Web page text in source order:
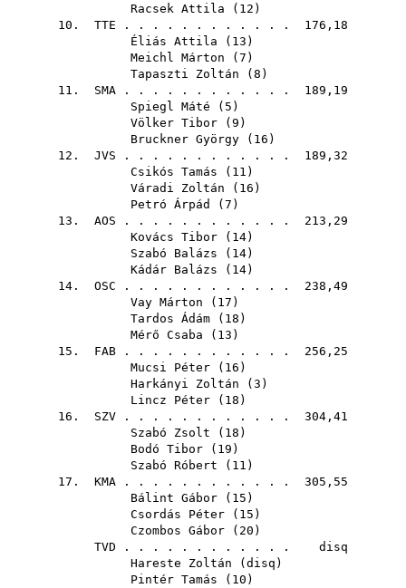
Racsek Attila ( 12 )
10. TTE . . . . . . . . . . . . 176,18
Éliás Attila ( 13 )
Meichl Márton ( 7 )
Tapaszti Zoltán ( 8 )
11. SMA . . . . . . . . . . . . 189,19
Spiegl Máté ( 5 )
Völker Tibor ( 9 )
Bruckner György ( 16 )
12. JVS . . . . . . . . . . . . 189,32
Csikós Tamás ( 11 )
Váradi Zoltán ( 16 )
Petró Árpád
( 7 )
13. AOS . . . . . . . . . . . . 213,29
Kovács Tibor ( 14)
Szabó Balázs ( 14)
Kádár Balázs ( 14)
14. OSC . . . . . . . . . . . . 238,49
Vay Márton ( 17 )
Tardos Ádám ( 18 )
Mérő Csaba ( 13 )
15. FAB . . . . . . . . . . . . 256,25
Mucsi Péter ( 16 )
Harkányi Zoltán ( 3 )
Lincz Péter ( 18 )
16. SZV . . . . . . . . . . . . 304,41
Szabó Zsolt ( 18 )
Bodó Tibor ( 19 )
Szabó Róbert ( 11 )
17. KMA . . . . . . . . . . . . 305,55
Bálint Gábor ( 15 )
Csordás Péter ( 15 )
Czombos Gábor ( 20 )
TVD . . . . . . . . . . . . disq
Hareste Zoltán ( disq )
Pintér Tamás ( 10 )